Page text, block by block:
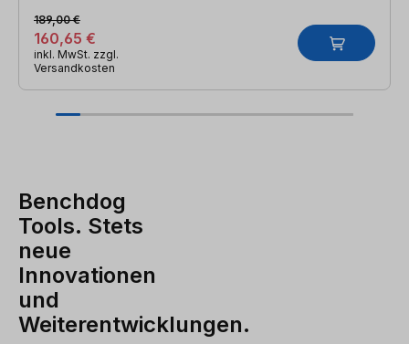
160,65 €
189,00 €
inkl. MwSt. zzgl.
Versandkosten
Benchdog
Tools. Stets
neue
Innovationen
und
Weiterentwicklungen.